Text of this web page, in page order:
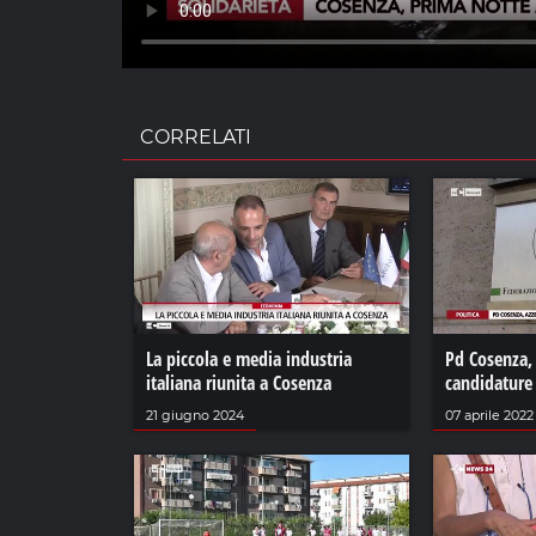
CORRELATI
La piccola e media industria
italiana riunita a Cosenza
21 giugno 2024
Pd
07 aprile 2022